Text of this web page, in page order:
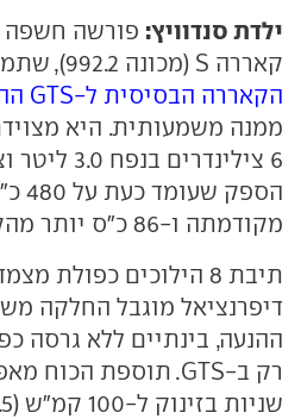
ילדת סנדוויץ:
קאררה S (מכונה 992.2), שתמלא את החלל בין
הקאררה הבסיסית ל-GTS ההיברידית
ממנה משמעותית. היא
6
מקודמתה ו-86 כ"ס יותר מהקאררה הבסיסית.
תיבת 8 הילוכים כפולת
דיפרנציאל מוגבל החלקה
ההנעה, בינתיים ללא גרסה